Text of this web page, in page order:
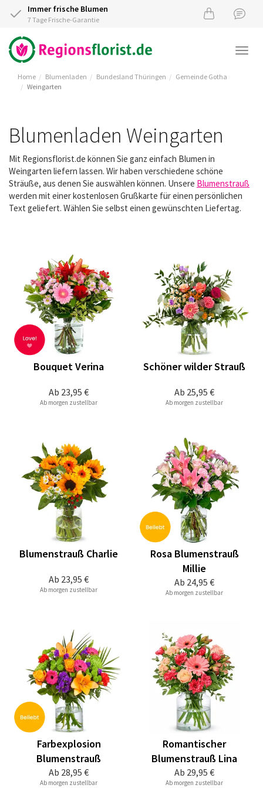
Immer frische Blumen
7 Tage Frische-Garantie
Home Blumenladen Bundesland Thüringen
Gemeinde Gotha
Weingarten
Blumenladen Weingarten
Mit Regionsflorist.de können Sie ganz einfach Blumen in
Weingarten liefern lassen. Wir haben verschiedene schöne
Sträuße, aus denen Sie auswählen können. Unsere Blumenstrauß
werden mit einer kostenlosen Grußkarte für einen persönlichen
Text geliefert. Wählen Sie selbst einen gewünschten Liefertag.
Ab 23,95 €
Bouquet Verina
Ab morgen zustellbar
Ab 25,95 €
Schöner wilder Strauß
Ab morgen zustellbar
Ab 23,95 €
Blumenstrauß Charlie
Ab morgen zustellbar
Ab 24,95 €
Rosa Blumenstrauß
Millie
Ab morgen zustellbar
Ab 28,95 €
Farbexplosion
Blumenstrauß
Ab morgen zustellbar
Ab 29,95 €
Romantischer
Blumenstrauß Lina
Ab morgen zustellbar